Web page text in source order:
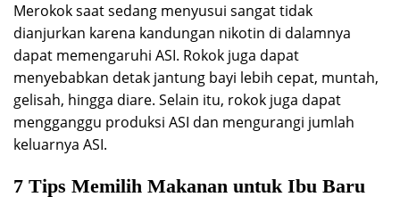
Merokok saat sedang menyusui sangat tidak
dianjurkan karena kandungan nikotin di dalamnya
dapat memengaruhi ASI. Rokok juga dapat
menyebabkan detak jantung bayi lebih cepat, muntah,
gelisah, hingga diare. Selain itu, rokok juga dapat
mengganggu produksi ASI dan mengurangi jumlah
keluarnya ASI.
7 Tips Memilih Makanan untuk Ibu Baru